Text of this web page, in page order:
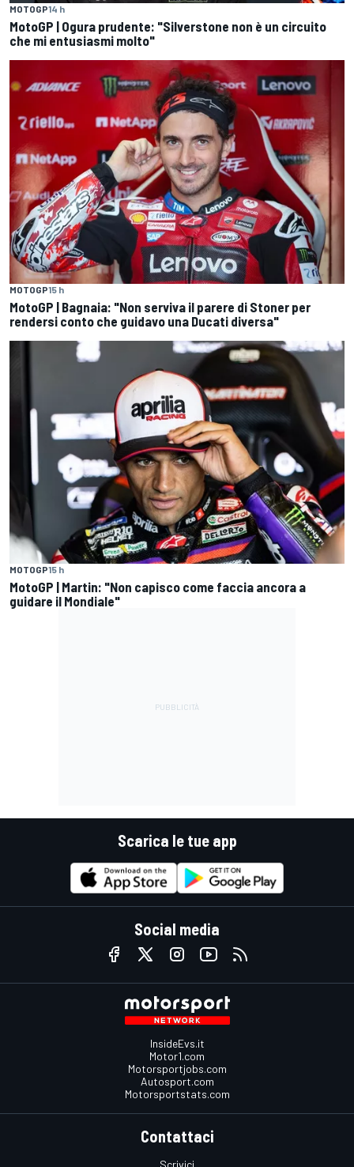
MOTOGP14 h
MotoGP | Ogura prudente: "Silverstone non è un circuito
che mi entusiasmi molto"
MOTOGP15 h
MotoGP | Bagnaia: "Non serviva il parere di Stoner per
rendersi conto che guidavo una Ducati diversa"
MOTOGP15 h
MotoGP | Martin: "Non capisco come faccia ancora a
guidare il Mondiale"
Scarica le tue app
Social media
InsideEvs.it
Motor1.com
Motorsportjobs.com
Autosport.com
Motorsportstats.com
Contattaci